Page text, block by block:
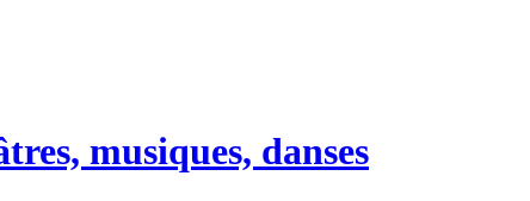
musiques, danses